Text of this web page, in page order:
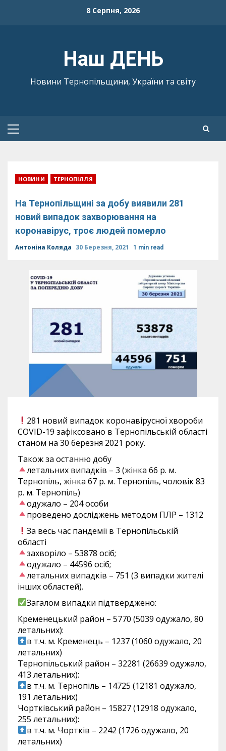
8 Серпня, 2026
Наш ДЕНЬ
Новини Тернопільщини, України та світу
Primary
НОВИНИ ТЕРНОПІЛЛЯ
На Тернопільщині за добу виявили 281
новий випадок захворювання на
коронавірус, троє людей померло
Антоніна Коляда 30 Березня, 2021 1 min read
281 новий випадок коронавірусної хвороби
COVID-19 зафіксовано в Тернопільській області
станом на 30 березня 2021 року.
Також за останню добу
летальних випадків – 3 (жінка 66 р. м.
Тернопіль, жінка 67 р. м. Тернопіль, чоловік 83
р. м. Тернопіль)
одужало – 204 особи
проведено досліджень методом ПЛР – 1312
За весь час пандемії в Тернопільській
області
захворіло – 53878 осіб;
одужало – 44596 осіб;
летальних випадків – 751 (3 випадки жителі
інших областей).
Загалом випадки підтверджено:
Кременецький район – 5770 (5039 одужало, 80
летальних):
в т.ч. м. Кременець – 1237 (1060 одужало, 20
летальних)
Тернопільський район – 32281 (26639 одужало,
413 летальних):
в т.ч. м. Тернопіль – 14725 (12181 одужало,
191 летальних)
Чортківський район – 15827 (12918 одужало,
255 летальних):
в т.ч. м. Чортків – 2242 (1726 одужало, 20
летальних)